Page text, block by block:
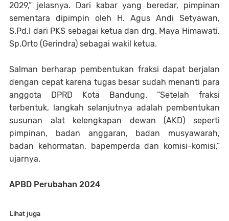
2029,” jelasnya. Dari kabar yang beredar, pimpinan
sementara dipimpin oleh H. Agus Andi Setyawan,
S.Pd.I dari PKS sebagai ketua dan drg. Maya Himawati,
Sp.Orto (Gerindra) sebagai wakil ketua.
Salman berharap pembentukan fraksi dapat berjalan
dengan cepat karena tugas besar sudah menanti para
anggota DPRD Kota Bandung. “Setelah fraksi
terbentuk, langkah selanjutnya adalah pembentukan
susunan alat kelengkapan dewan (AKD) seperti
pimpinan, badan anggaran, badan musyawarah,
badan kehormatan, bapemperda dan komisi-komisi,”
ujarnya.
APBD Perubahan 2024
Lihat juga